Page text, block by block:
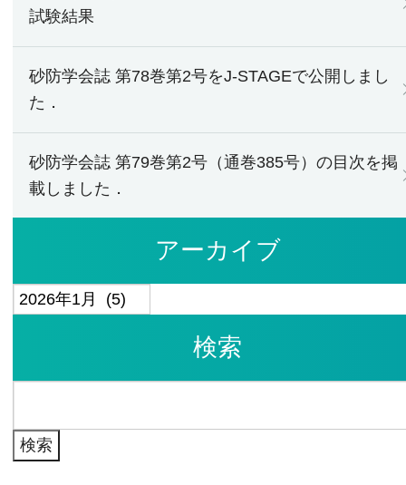
試験結果
砂防学会誌 第78巻第2号をJ-STAGEで公開しまし
た．
砂防学会誌 第79巻第2号（通巻385号）の目次を掲
載しました．
アーカイブ
ア
検索